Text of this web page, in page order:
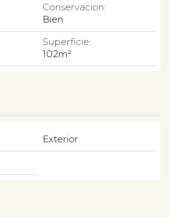
Conservacion:
Bien
Superficie:
102m²
Exterior